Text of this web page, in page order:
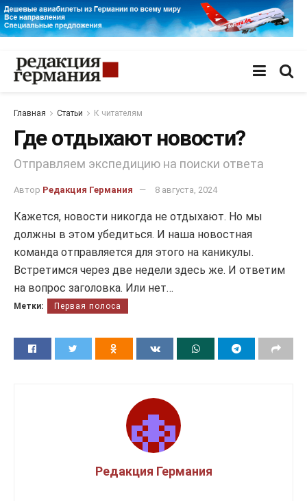
Главная Статьи К читателям
Где отдыхают новости?
Отправляем экспедицию на поиски ответа
Автор Редакция Германия 8 августа, 2024
Кажется, новости никогда не отдыхают. Но мы
должны в этом убедиться. И наша новостная
команда отправляется для этого на каникулы.
Встретимся через две недели здесь же. И ответим
на вопрос заголовка. Или нет…
Метки: Первая полоса
Редакция Германия